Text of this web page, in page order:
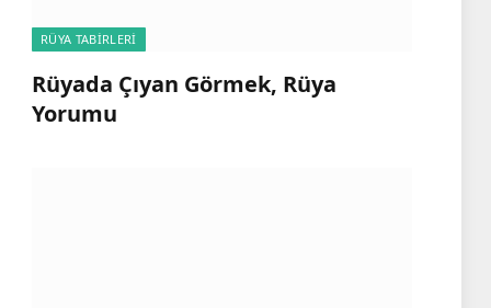
RÜYA TABIRLERI
Rüyada Çıyan Görmek, Rüya
Yorumu